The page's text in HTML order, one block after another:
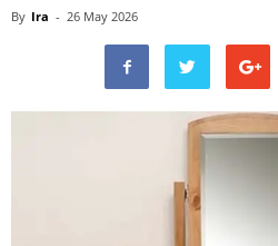
By Ira - 26 May 2026